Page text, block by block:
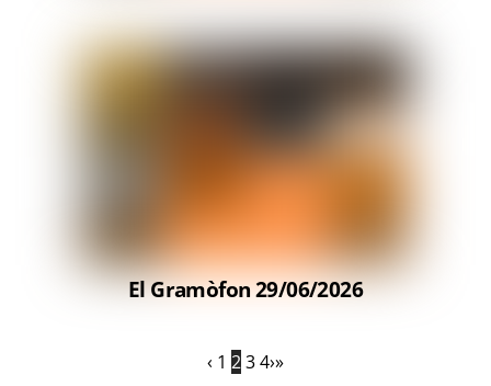
El Gramòfon 29/06/2026
‹ 1 234›»